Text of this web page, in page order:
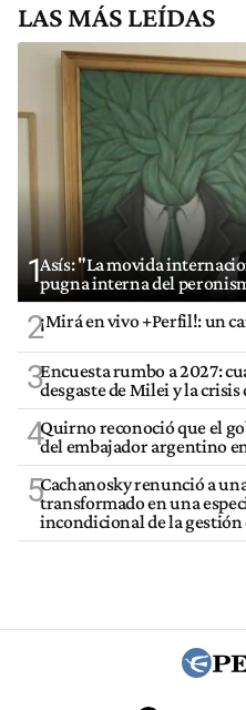
LAS MÁS LEÍDAS
1Asís: "La movida
pugna interna del
2¡Mirá en vivo +Perfil!: un
3Encuesta rumbo a 2027:
desgaste de Milei y la
4Quirno reconoció que el
del embajador argentino
5Cachanosky renunció a
transformado en una
incondicional de la